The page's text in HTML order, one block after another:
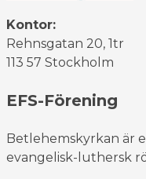
Kontor:
Rehnsgatan 20, 1tr
113 57 Stockholm
EFS-Förening
Betlehemskyrkan är
evangelisk-luthersk